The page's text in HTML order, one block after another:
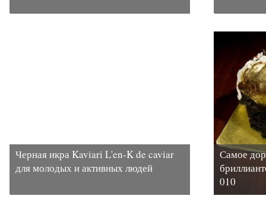
Черная икра Kaviari L'en-K de caviar
для молодых и активных людей
Самое
010